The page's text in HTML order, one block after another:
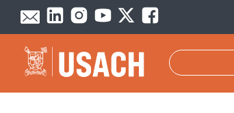
Pasar al contenido principal